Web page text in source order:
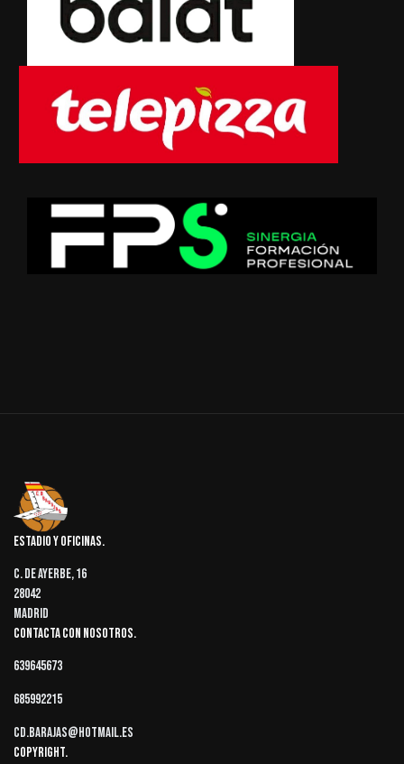
Estadio y oficinas
C. de Ayerbe, 16
28042
Madrid
Contacta con nosotros
639645673
685992215
cd.barajas@hotmail.es
Copyright